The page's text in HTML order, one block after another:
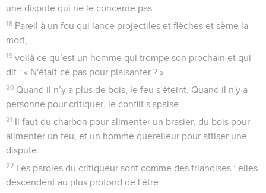
une dispute qui ne le concerne pas.
18 Pareil à un fou qui lance projectiles et flèches et sème la
mort,
19 voilà ce qu’est un homme qui trompe son prochain et qui
dit : « N'était-ce pas pour plaisanter ? »
20 Quand il n’y a plus de bois, le feu s'éteint. Quand il n'y a
personne pour critiquer, le conflit s'apaise.
21 Il faut du charbon pour alimenter un brasier, du bois pour
alimenter un feu, et un homme querelleur pour attiser une
dispute.
22 Les paroles du critiqueur sont comme des friandises : elles
descendent au plus profond de l'être.